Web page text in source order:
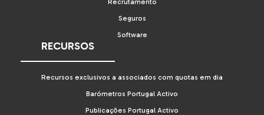
Recrutamento
Seguros
Software
RECURSOS
Recursos exclusivos a associados com quotas em dia
Barómetros Portugal Activo
Publicações Portugal Activo